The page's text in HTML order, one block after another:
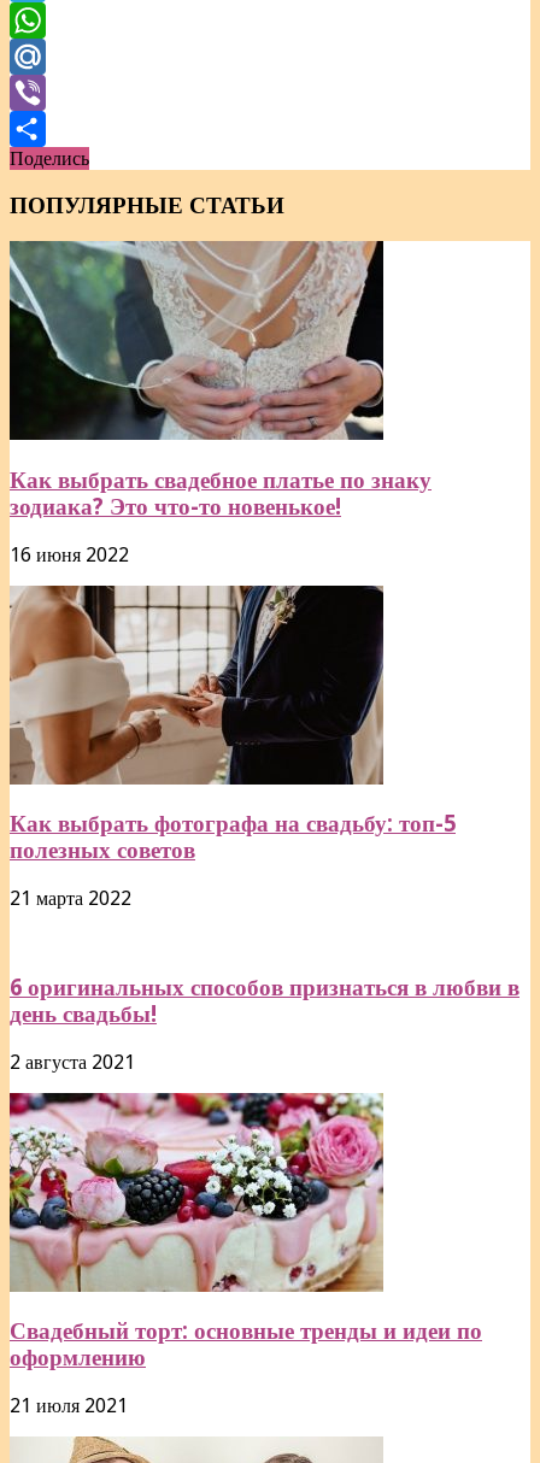
Telegram
WhatsApp
Mail.Ru
Viber
Отправить
Поделись
ПОПУЛЯРНЫЕ СТАТЬИ
Как выбрать свадебное платье по знаку
зодиака? Это что-то новенькое!
16 июня 2022
Как выбрать фотографа на свадьбу: топ-5
полезных советов
21 марта 2022
6 оригинальных способов признаться в любви в
день свадьбы!
2 августа 2021
Свадебный торт: основные тренды и идеи по
оформлению
21 июля 2021